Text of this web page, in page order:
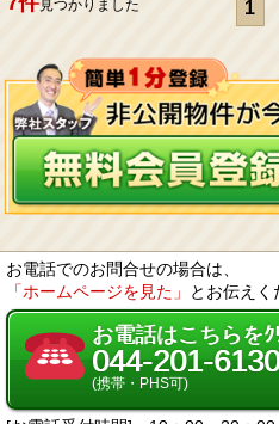
見つかりました 1
お電話でのお問合せの場合は、
「ホームページを見た」
とお伝えく
お電話はこちらをｸ
044-201-6130
(携帯・PHS可)